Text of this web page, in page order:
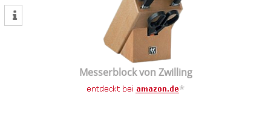
tweet
Messerblock von Zwilling
*